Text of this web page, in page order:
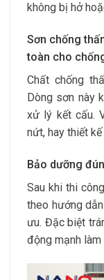
không bị hở
Sơn chống
toàn cho
Chất chống
Dòng sơn này
xử lý kết cấu.
nứt, hay thiết
Bảo dưỡng
Sau khi thi
theo hướng
ưu. Đặc biệt
động mạnh